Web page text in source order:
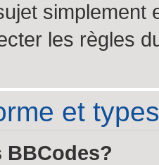
simplement
les règles
et
BBCodes?